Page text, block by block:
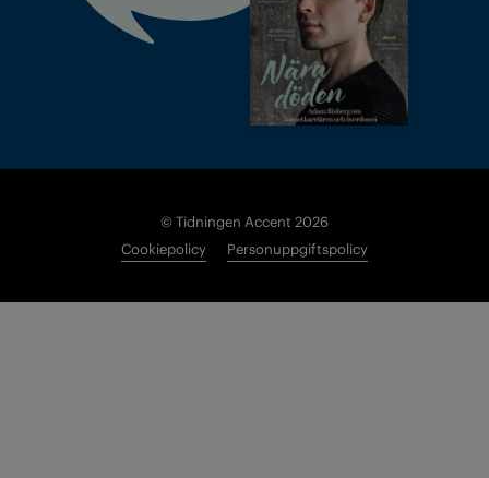
© Tidningen Accent 2026
Cookiepolicy
Personuppgiftspolicy